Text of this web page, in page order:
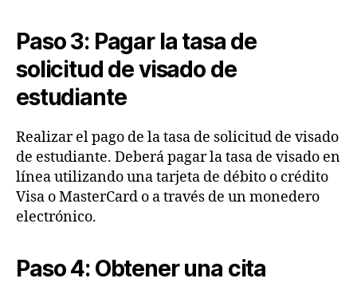
Paso 3: Pagar la tasa de
solicitud de visado de
estudiante
Realizar el pago de la tasa de solicitud de visado
de estudiante. Deberá pagar la tasa de visado en
línea utilizando una tarjeta de débito o crédito
Visa o MasterCard o a través de un monedero
electrónico.
Paso 4: Obtener una cita